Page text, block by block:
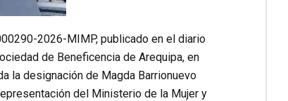
2026-MIMP, publicado en el diario
de Beneficencia de Arequipa, en
la designación de Magda Barrionuevo
del Ministerio de la Mujer y